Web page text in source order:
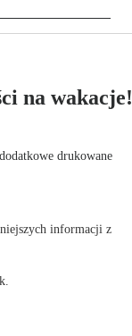
na wakacje!
drukowane
informacji z